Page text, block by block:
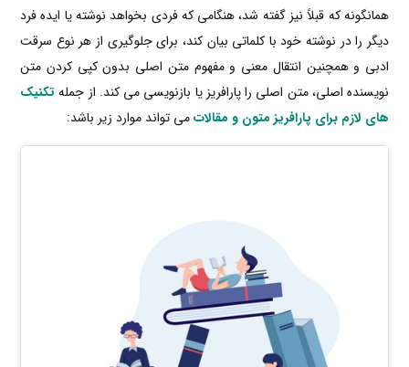
همانگونه که قبلاً نیز گفته شد، هنگامی که فردی بخواهد نوشته یا ایده فرد
دیگر را در نوشته خود با کلماتی بیان کند، برای جلوگیری از هر نوع سرقت
ادبی و همچنین انتقال معنی و مفهوم متن اصلی بدون کپی کردن متن
نویسنده اصلی، متن اصلی را پارافریز یا بازنویسی می کند. از جمله تکنیک
های لازم برای پارافریز متون و مقالاتمی تواند موارد زیر باشد: